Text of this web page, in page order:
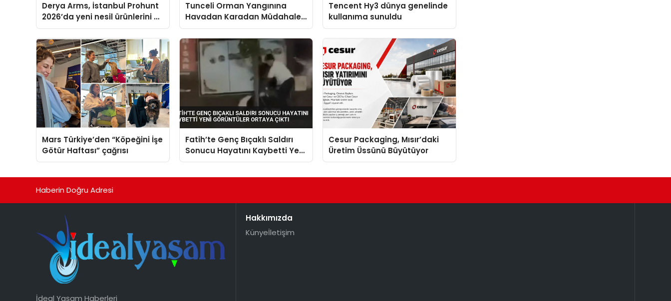
Derya Arms, İstanbul Prohunt
2026’da yeni nesil ürünlerini ve
global marka vizyonunu
sergiledi
Tunceli Orman Yangınına
Havadan Karadan Müdahale
Ediliyor
Tencent Hy3 dünya genelinde
kullanıma sunuldu
Mars Türkiye’den “Köpeğini İşe
Götür Haftası” çağrısı
Fatih’te Genç Bıçaklı Saldırı
Sonucu Hayatını Kaybetti Yeni
Görüntüler Ortaya Çıktı
Cesur Packaging, Mısır’daki
Üretim Üssünü Büyütüyor
Haberin Doğru Adresi
İdeal Yaşam Haberleri
Hakkımızda
Künyeİletişim